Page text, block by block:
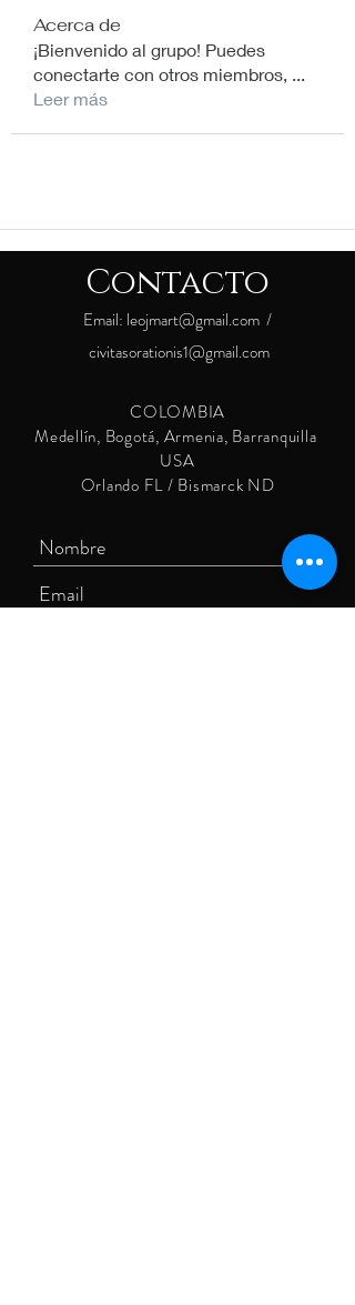
Acerca de
¡Bienvenido al grupo! Puedes
conectarte con otros miembros, ...
Leer más
Contacto
Email: leojmart@gmail.com /
civitasorationis1@gmail.com
COLOMBIA
Medellín, Bogotá, Armenia, Barranquilla
USA
Orlando FL / Bismarck ND